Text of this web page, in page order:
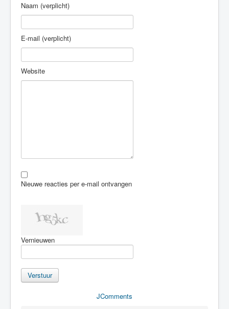
Naam (verplicht)
E-mail (verplicht)
Website
Nieuwe reacties per e-mail ontvangen
Vernieuwen
Verstuur
JComments